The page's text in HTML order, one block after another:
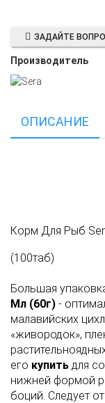
ЗАДАЙТЕ
Производитель
ОПИСАНИЕ
Корм Для Рыб
(100таб)
Большая
Мл (60г) -
малавийских
«живородок»,
его купить для
нижней формой
боций. Следует